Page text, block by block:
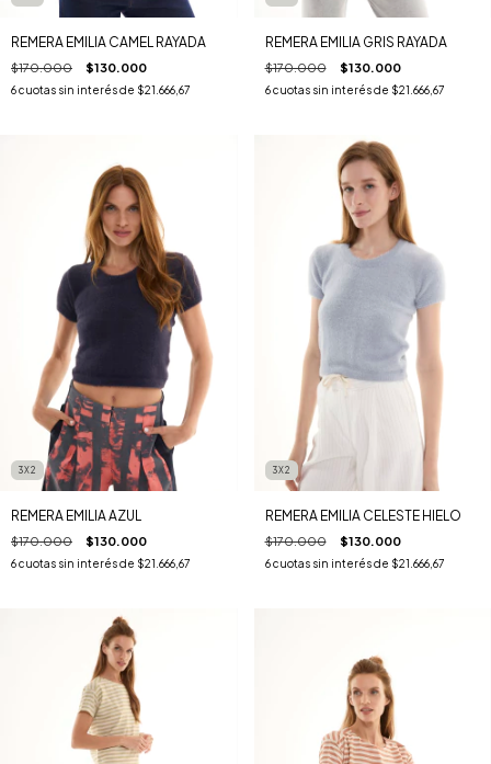
REMERA EMILIA CAMEL RAYADA
$170.000 $130.000
6cuotas sin interés de $21.666,67
REMERA EMILIA GRIS RAYADA
$170.000 $130.000
6 cuotas sin interés de $21.666,67
3X2
REMERA EMILIA AZUL
$170.000 $130.000
6cuotas sin interés de $21.666,67
3X2
REMERA EMILIA CELESTE HIELO
$170.000 $130.000
6 cuotas sin interés de $21.666,67